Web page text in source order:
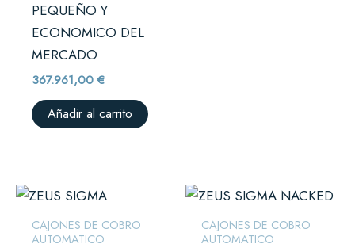
PEQUEÑO Y
ECONOMICO DEL
MERCADO
367.961,00€
Añadir al carrito
CAJONES DE COBRO
AUTOMATICO
CAJONES DE COBRO
AUTOMATICO